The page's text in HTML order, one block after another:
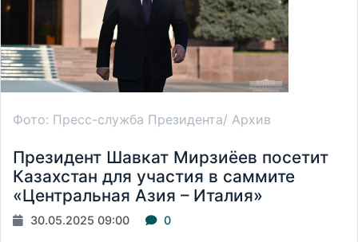
Фото: Пресс-служба Президента/ Архив
Президент Шавкат Мирзиёев посетит
Казахстан для участия в саммите
«Центральная Азия – Италия»
30.05.2025 09:00 0